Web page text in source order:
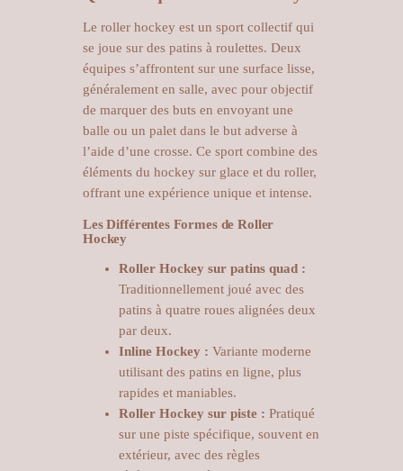
Le roller hockey est un sport collectif qui
se joue sur des patins à roulettes. Deux
équipes s’affrontent sur une surface lisse,
généralement en salle, avec pour objectif
de marquer des buts en envoyant une
balle ou un palet dans le but adverse à
l’aide d’une crosse. Ce sport combine des
éléments du hockey sur glace et du roller,
offrant une expérience unique et intense.
Les Différentes Formes de Roller
Hockey
Roller Hockey sur patins quad :
Traditionnellement joué avec des
patins à quatre roues alignées deux
par deux.
Inline Hockey : Variante moderne
utilisant des patins en ligne, plus
rapides et maniables.
Roller Hockey sur piste : Pratiqué
sur une piste spécifique, souvent en
extérieur, avec des règles